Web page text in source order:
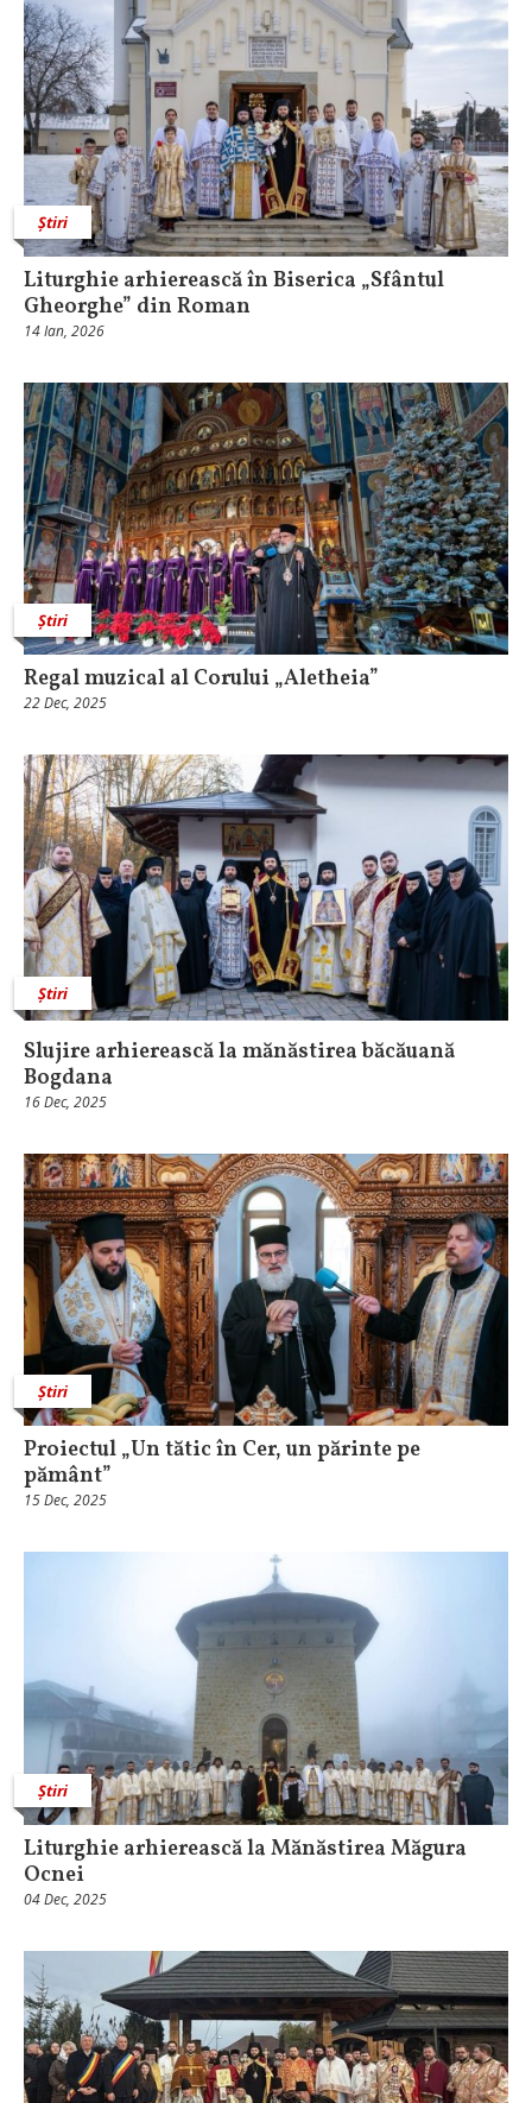
Știri
Liturghie arhierească în Biserica „Sfântul
Gheorghe” din Roman
14 Ian, 2026
Știri
Regal muzical al Corului „Aletheia”
22 Dec, 2025
Știri
Slujire arhierească la mănăstirea băcăuană
Bogdana
16 Dec, 2025
Știri
Proiectul „Un tătic în Cer, un părinte pe
pământ”
15 Dec, 2025
Știri
Liturghie arhierească la Mănăstirea Măgura
Ocnei
04 Dec, 2025